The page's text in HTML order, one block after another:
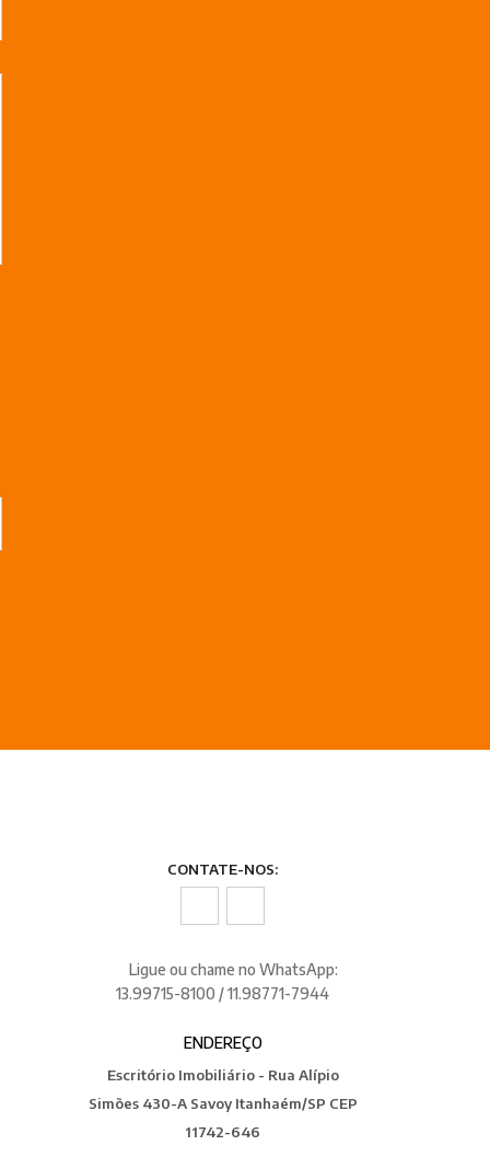
CONTATE-NOS:
Ligue ou chame no WhatsApp:
13.99715-8100 / 11.98771-7944
ENDEREÇO
Escritório Imobiliário - Rua Alípio
Simões 430-A Savoy Itanhaém/SP CEP
11742-646